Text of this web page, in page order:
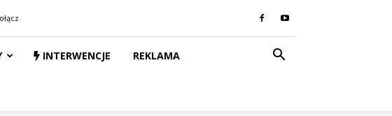
INTERWENCJE REKLAMA